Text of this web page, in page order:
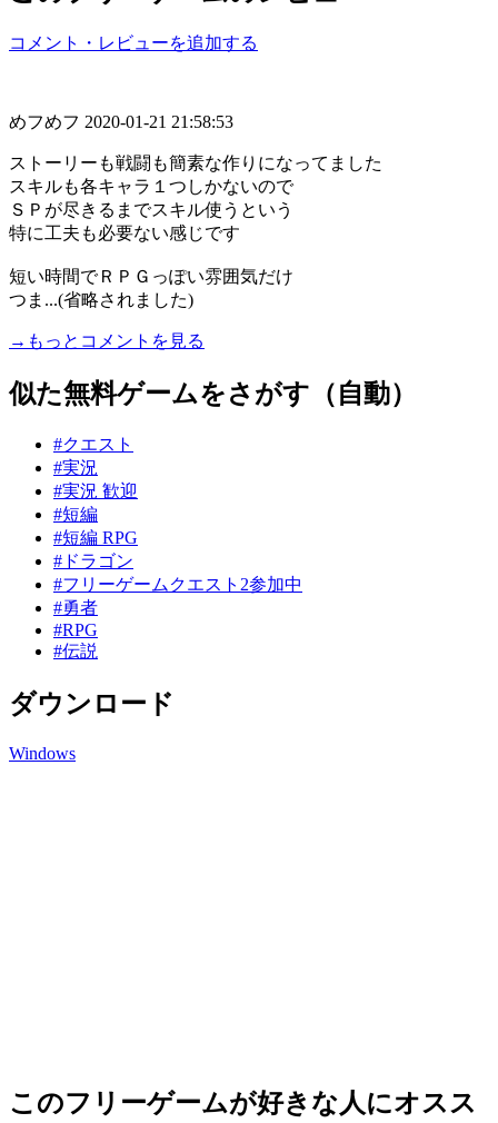
コメント・レビューを追加する
めフめフ 2020-01-21 21:58:53
ストーリーも戦闘も簡素な作りになってました
スキルも各キャラ１つしかないので
ＳＰが尽きるまでスキル使うという
特に工夫も必要ない感じです
短い時間でＲＰＧっぽい雰囲気だけ
つま...(省略されました)
→もっとコメントを見る
似た無料ゲームをさがす（自動）
#クエスト
#実況
#実況 歓迎
#短編
#短編 RPG
#ドラゴン
#フリーゲームクエスト2参加中
#勇者
#RPG
#伝説
ダウンロード
Windows
このフリーゲームが好きな人にオスス